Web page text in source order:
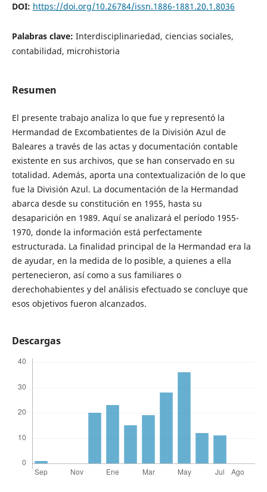
DOI: https://doi.org/10.26784/issn.1886-1881.20.1.8036
Palabras clave: Interdisciplinariedad, ciencias sociales,
contabilidad, microhistoria
Resumen
El presente trabajo analiza lo que fue y representó la
Hermandad de Excombatientes de la División Azul de
Baleares a través de las actas y documentación contable
existente en sus archivos, que se han conservado en su
totalidad. Además, aporta una contextualización de lo que
fue la División Azul. La documentación de la Hermandad
abarca desde su constitución en 1955, hasta su
desaparición en 1989. Aquí se analizará el período 1955-
1970, donde la información está perfectamente
estructurada. La finalidad principal de la Hermandad era la
de ayudar, en la medida de lo posible, a quienes a ella
pertenecieron, así como a sus familiares o
derechohabientes y del análisis efectuado se concluye que
esos objetivos fueron alcanzados.
Descargas